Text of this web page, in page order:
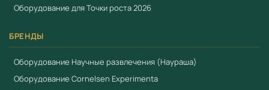
от 3 рабочих дней. Для расчёта коммерческого
предложения:
fgostorg.ru@yandex.ru.
Произведено компаниейCornelsen Experimenta
Оборудование для Точки роста 2026
БРЕНДЫ
Оборудование Научные развлечения (Наураша)
Оборудование Cornelsen Experimenta